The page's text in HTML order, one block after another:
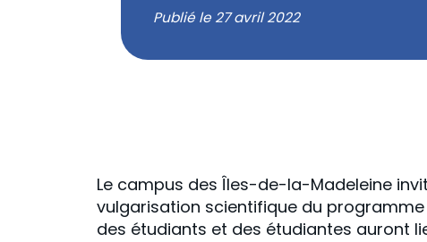
Publié le27 avril 2022
Le campus des Îles-de-la-Madeleine
vulgarisation scientifique du
des étudiants et des étudiantes auront